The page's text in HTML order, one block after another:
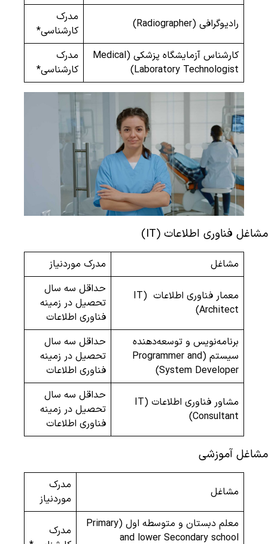
رادیوگرافی (Radiographer)
مدرک
کارشناسی*
کارشناس آزمایشگاه پزشکی (Medical
Laboratory Technologist)
مدرک
کارشناسی*
مشاغل فناوری اطلاعات (IT)
مشاغل مدرک موردنیاز
معمار فناوری اطلاعات (IT
Architect)
حداقل سه سال
تحصیل در زمینه
فناوری اطلاعات
برنامه‌نویس و توسعه‌دهنده
سیستم (Programmer and
System Developer)
حداقل سه سال
تحصیل در زمینه
فناوری اطلاعات
مشاور فناوری اطلاعات (IT
Consultant)
حداقل سه سال
تحصیل در زمینه
فناوری اطلاعات
مشاغل آموزشی
مشاغل
مدرک
موردنیاز
معلم دبستان و متوسطه اول (Primary
and lower Secondary school
مدرک